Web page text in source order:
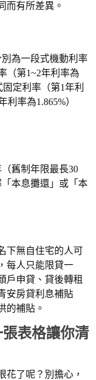
而有所差異。
為一段式機動利率
（第1~2年利率為
定利率（第1年利
利率為1.865%）
舊制年限最長30
本息攤還」或「本
下無自住宅的人可
每人只能限貸一
戶申貸、貸後轉租
安房貸利息補貼
的補貼。
表格讓你清
花了呢？別擔心，